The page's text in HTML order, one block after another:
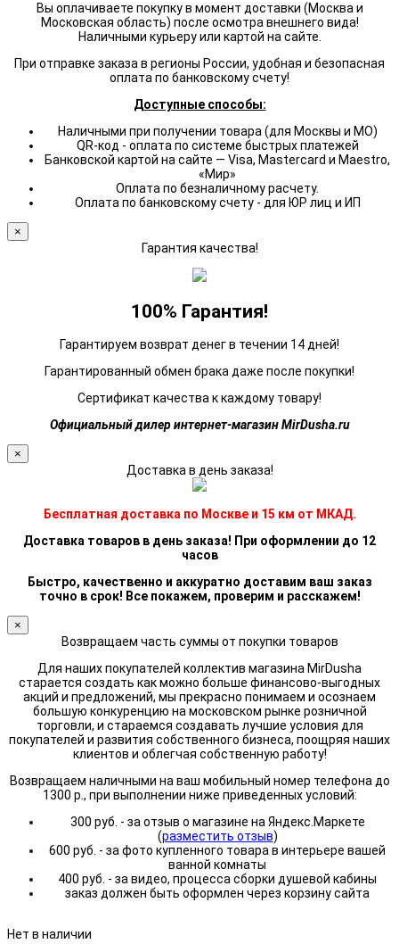
Вы оплачиваете покупку в момент доставки (Москва и
Московская область) после осмотра внешнего вида!
Наличными курьеру или картой на сайте.
При отправке заказа в регионы России, удобная и безопасная
оплата по банковскому счету!
Доступные способы:
Наличными при получении товара (для Москвы и МО)
QR-код - оплата по системе быстрых платежей
Банковской картой на сайте — Visa, Mastercard и Maestro,
«Мир»
Оплата по безналичному расчету.
Оплата по банковскому счету - для ЮР лиц и ИП
×
Гарантия качества!
100% Гарантия!
Гарантируем возврат денег в течении 14 дней!
Гарантированный обмен брака даже после покупки!
Сертификат качества к каждому товару!
Официальный дилер интернет-магазин MirDusha.ru
×
Доставка в день заказа!
Бесплатная доставка по Москве и 15 км от МКАД.
Доставка товаров в день заказа! При оформлении до 12
часов
Быстро, качественно и аккуратно доставим ваш заказ
точно в срок! Все покажем, проверим и расскажем!
×
Возвращаем часть суммы от покупки товаров
Для наших покупателей коллектив магазина MirDusha
старается создать как можно больше финансово-выгодных
акций и предложений, мы прекрасно понимаем и осознаем
большую конкуренцию на московском рынке розничной
торговли, и стараемся создавать лучшие условия для
покупателей и развития собственного бизнеса, поощряя наших
клиентов и облегчая собственную работу!
Возвращаем наличными на ваш мобильный номер телефона до
1300 р., при выполнении ниже приведенных условий:
300 руб. - за отзыв о магазине на Яндекс.Маркете
(разместить отзыв)
600 руб. - за фото купленного товара в интерьере вашей
ванной комнаты
400 руб. - за видео, процесса сборки душевой кабины
заказ должен быть оформлен через корзину сайта
Нет в наличии